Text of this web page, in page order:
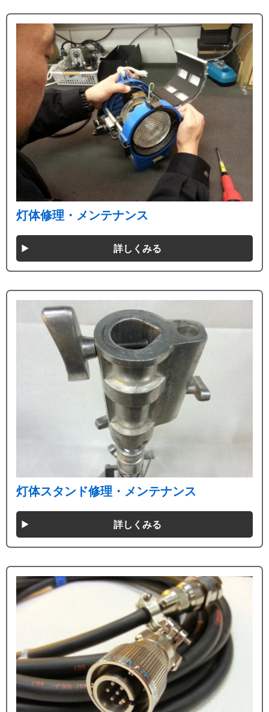
灯体修理・メンテナンス
詳しくみる
灯体スタンド修理・メンテナンス
詳しくみる